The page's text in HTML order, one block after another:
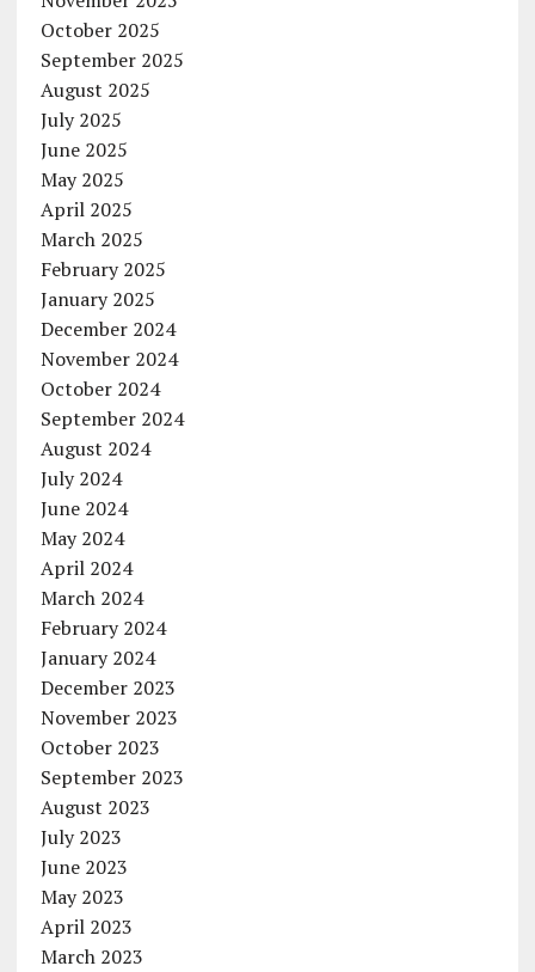
October 2025
September 2025
August 2025
July 2025
June 2025
May 2025
April 2025
March 2025
February 2025
January 2025
December 2024
November 2024
October 2024
September 2024
August 2024
July 2024
June 2024
May 2024
April 2024
March 2024
February 2024
January 2024
December 2023
November 2023
October 2023
September 2023
August 2023
July 2023
June 2023
May 2023
April 2023
March 2023